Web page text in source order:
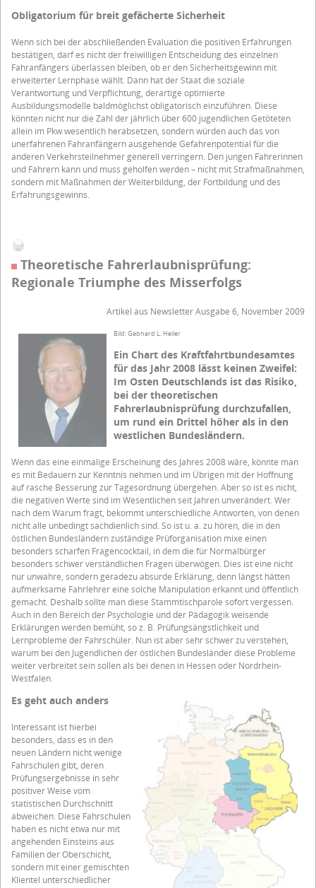
Obligatorium für breit gefächerte Sicherheit
Wenn sich bei der abschließenden Evaluation die positiven Erfahrungen
bestätigen, darf es nicht der freiwilligen Entscheidung des einzelnen
Fahranfängers überlassen bleiben, ob er den Sicherheitsgewinn mit
erweiterter Lernphase wählt. Dann hat der Staat die soziale
Verantwortung und Verpflichtung, derartige optimierte
Ausbildungsmodelle baldmöglichst obligatorisch einzuführen. Diese
könnten nicht nur die Zahl der jährlich über 600 jugendlichen Getöteten
allein im Pkw wesentlich herabsetzen, sondern würden auch das von
unerfahrenen Fahranfängern ausgehende Gefahrenpotential für die
anderen Verkehrsteilnehmer generell verringern. Den jungen Fahrerinnen
und Fahrern kann und muss geholfen werden – nicht mit Strafmaßnahmen,
sondern mit Maßnahmen der Weiterbildung, der Fortbildung und des
Erfahrungsgewinns.
Theoretische Fahrerlaubnisprüfung:
Regionale Triumphe des Misserfolgs
Artikel aus Newsletter Ausgabe 6, November 2009
Bild: Gebhard L. Heiler
Ein Chart des Kraftfahrtbundesamtes
für das Jahr 2008 lässt keinen Zweifel:
Im Osten Deutschlands ist das Risiko,
bei der theoretischen
Fahrerlaubnisprüfung durchzufallen,
um rund ein Drittel höher als in den
westlichen Bundesländern.
Wenn das eine einmalige Erscheinung des Jahres 2008 wäre, könnte man
es mit Bedauern zur Kenntnis nehmen und im Übrigen mit der Hoffnung
auf rasche Besserung zur Tagesordnung übergehen. Aber so ist es nicht,
die negativen Werte sind im Wesentlichen seit Jahren unverändert. Wer
nach dem Warum fragt, bekommt unterschiedliche Antworten, von denen
nicht alle unbedingt sachdienlich sind. So ist u. a. zu hören, die in den
östlichen Bundesländern zuständige Prüforganisation mixe einen
besonders scharfen Fragencocktail, in dem die für Normalbürger
besonders schwer verständlichen Fragen überwögen. Dies ist eine nicht
nur unwahre, sondern geradezu absurde Erklärung, denn längst hätten
aufmerksame Fahrlehrer eine solche Manipulation erkannt und öffentlich
gemacht. Deshalb sollte man diese Stammtischparole sofort vergessen.
Auch in den Bereich der Psychologie und der Pädagogik weisende
Erklärungen werden bemüht, so z. B. Prüfungsängstlichkeit und
Lernprobleme der Fahrschüler. Nun ist aber sehr schwer zu verstehen,
warum bei den Jugendlichen der östlichen Bundesländer diese Probleme
weiter verbreitet sein sollen als bei denen in Hessen oder Nordrhein-
Westfalen.
Es geht auch anders
Interessant ist hierbei
besonders, dass es in den
neuen Ländern nicht wenige
Fahrschulen gibt, deren
Prüfungsergebnisse in sehr
positiver Weise vom
statistischen Durchschnitt
abweichen. Diese Fahrschulen
haben es nicht etwa nur mit
angehenden Einsteins aus
Familien der Oberschicht,
sondern mit einer gemischten
Klientel unterschiedlicher